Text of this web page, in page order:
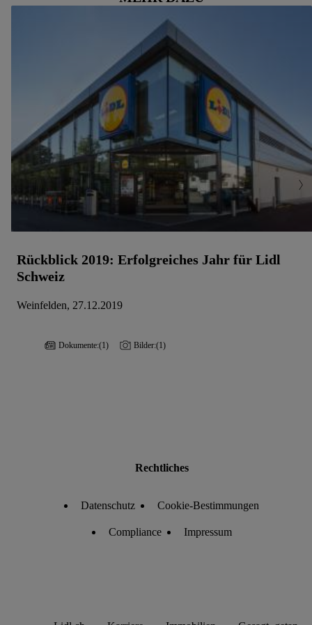
Rückblick 2019: Erfolgreiches Jahr für Lidl
Schweiz
Weinfelden, 27.12.2019
Dokumente:(1) Bilder:(1)
Rechtliches
Datenschutz Cookie-Bestimmungen
Compliance Impressum
Speicherdauer der Daten und zu deinem Recht, deine
Einwilligung jederzeit mit Wirkung für die Zukunft zu
widerrufen, findest du in unseren Datenschutzbestimmungen
Die Impressen findest du hier.